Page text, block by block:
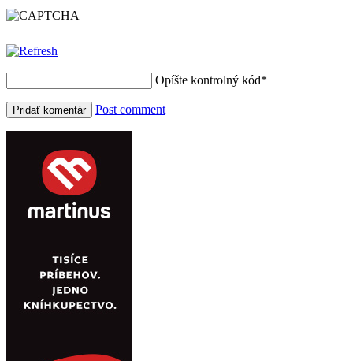
Opíšte kontrolný kód*
Post comment